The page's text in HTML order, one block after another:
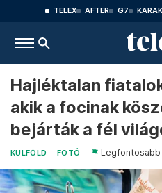
TELEX AFTER G7
Hajléktalan
akik a focinak
bejárták a fél
KÜLFÖLD FOTÓ Legfontosabb